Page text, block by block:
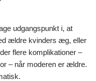
udgangspunkt i, at
ældre kvinders æg, eller
flere komplikationer –
– når moderen er ældre.